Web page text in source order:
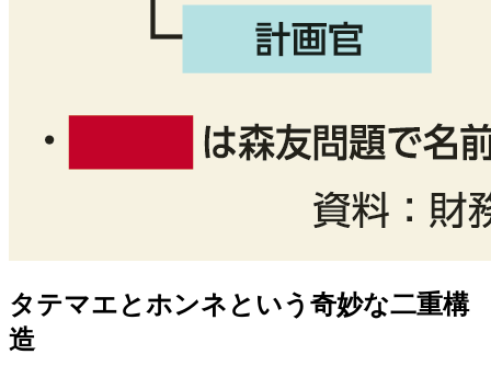
タテマエとホンネという奇妙な二重構
造